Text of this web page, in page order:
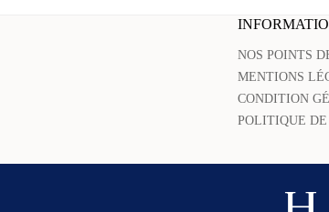
NOS POINTS
MENTIONS
CONDITION
POLITIQUE